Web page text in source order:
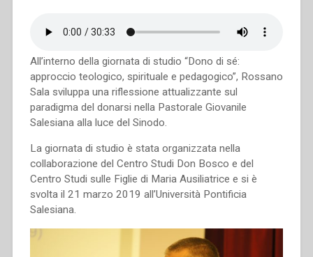
All’interno della giornata di studio “Dono di sé:
approccio teologico, spirituale e pedagogico”, Rossano
Sala sviluppa una riflessione attualizzante sul
paradigma del donarsi nella Pastorale Giovanile
Salesiana alla luce del Sinodo.
La giornata di studio è stata organizzata nella
collaborazione del Centro Studi Don Bosco e del
Centro Studi sulle Figlie di Maria Ausiliatrice e si è
svolta il 21 marzo 2019 all’Università Pontificia
Salesiana.